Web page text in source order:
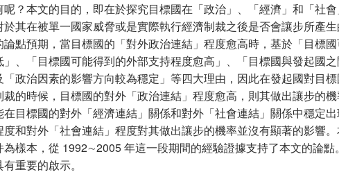
呢？本文的目的，即在於探究目標國在「政治」、「經濟」和「社
於其在被單一國家威脅或是實際執行經濟制裁之後是否會讓步所產
論點預期，當目標國的「對外政治連結」程度愈高時，基於「目標
」、「目標國可能得到的外部支持程度愈高」、「目標國與發起國
「政治因素的影響方向較為穩定」等四大理由，因此在發起國對目
裁的時候，目標國的對外「政治連結」程度愈高，則其做出讓步的
在目標國的對外「經濟連結」關係和對外「社會連結」關係中穩定
度和對外「社會連結」程度對其做出讓步的機率並沒有顯著的影響
為樣本，從 1992∼2005 年這一段期間的經驗證據支持了本文的論
有重要的啟示。